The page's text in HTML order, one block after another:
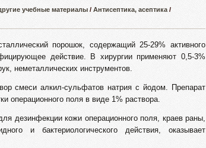
учебные материалы / Антисептика, асептика /
порошок, содержащий 25-29% активного
действие. В хирургии применяют 0,5-3%
неметаллических инструментов.
смеси алкил-сульфатов натрия с йодом. Препарат
операционного поля в виде 1% раствора.
дезинфекции кожи операционного поля, краев раны,
и бактериологического действия, оказывает